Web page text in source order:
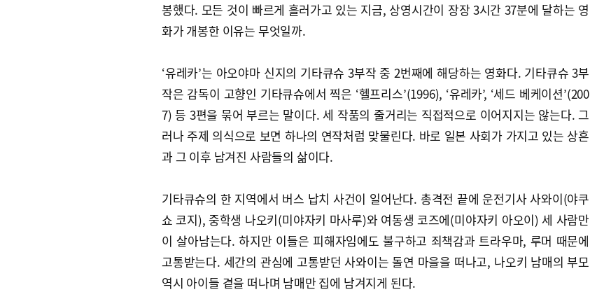
봉했다. 모든 것이 빠르게 흘러가고 있는 지금, 상영시간이 장장 3시간 37분에 달하는 영
화가 개봉한 이유는 무엇일까.
‘유레카’는 아오야마 신지의 기타큐슈 3부작 중 2번째에 해당하는 영화다. 기타큐슈 3부
작은 감독이 고향인 기타큐슈에서 찍은 ‘헬프리스’(1996), ‘유레카’, ‘세드 베케이션’(200
7) 등 3편을 묶어 부르는 말이다. 세 작품의 줄거리는 직접적으로 이어지지는 않는다. 그
러나 주제 의식으로 보면 하나의 연작처럼 맞물린다. 바로 일본 사회가 가지고 있는 상흔
과 그 이후 남겨진 사람들의 삶이다.
기타큐슈의 한 지역에서 버스 납치 사건이 일어난다. 총격전 끝에 운전기사 사와이(야쿠
쇼 코지), 중학생 나오키(미야자키 마사루)와 여동생 코즈에(미야자키 아오이) 세 사람만
이 살아남는다. 하지만 이들은 피해자임에도 불구하고 죄책감과 트라우마, 루머 때문에
고통받는다. 세간의 관심에 고통받던 사와이는 돌연 마을을 떠나고, 나오키 남매의 부모
역시 아이들 곁을 떠나며 남매만 집에 남겨지게 된다.